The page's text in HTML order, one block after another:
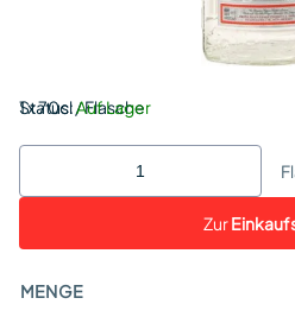
Status:Auf Lager
1 x 70cl / Flasche
Zur
MENGE